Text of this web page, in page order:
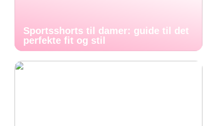
Sportsshorts til damer: guide til det
perfekte fit og stil